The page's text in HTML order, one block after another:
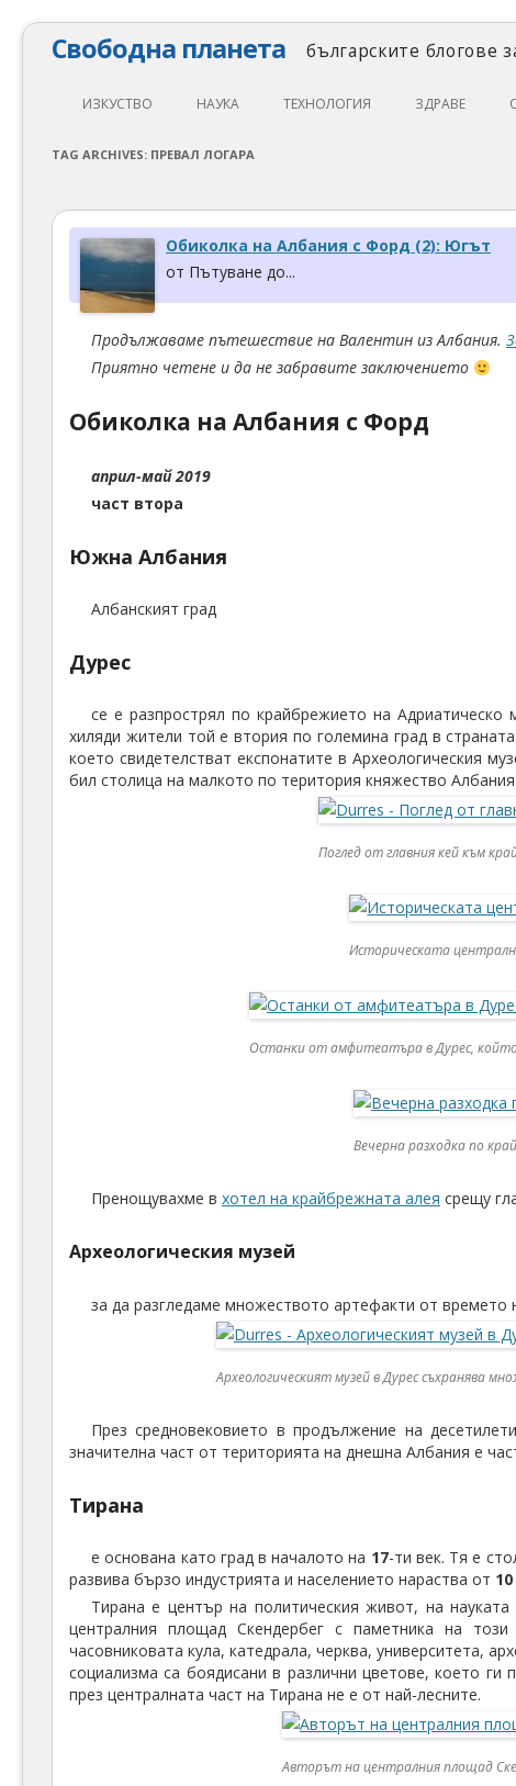
Свободна планета българските блогове
ИЗКУСТВО
КИНО
МУЗИКА
ФОТОГРАФИЯ
НАУКА
ФИЗИКА
ОБРАЗОВАНИЕ
ТЕХНОЛОГИЯ
СВОБОДЕН ХАРДУЕР
ДЖАДЖИ
ЗДРАВЕ
TAG ARCHIVES: ПРЕВАЛ ЛОГАРА
Обиколка на Албания с Форд (2): Югът
от Пътуване до...
Продължаваме пътешествие на Валентин из Албания.
Приятно четене и да не забравите заключението
Обиколка на Албания с Форд
април-май 2019
част втора
Южна Албания
Албанският град
Дурес
се е разпрострял по крайбрежието на
хиляди жители той е втория по големина град в
което свидетелстват експонатите в Археологическия
бил столица на малкото по територия княжество Албания.
Поглед от главния кей към
Историческата
Останки от амфитеатъра в Дурес,
Вечерна разходка по
Пренощувахме вхотел на крайбрежната алея срещу
Археологическия музей
за да разгледаме множеството артефакти от времето
Археологическият музей в Дурeс съхранява
През средновековието в продължение на
значителна част от територията на днешна Албания е
Тирана
е основана като град в началото на 17-ти век. Тя е
развива бързо индустрията и населението нараства от 10
Тирана е център на политическия живот, на
централния площад Скендербег с паметника на
часовниковата кула, катедрала, черква, университета,
социализма са боядисани в различни цветове, което
през централната част на Тирана не е от най-лесните.
Авторът на централния площад